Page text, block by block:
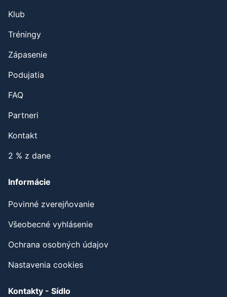
Klub
Tréningy
Zápasenie
Podujatia
FAQ
Partneri
Kontakt
2 % z dane
Informácie
Povinné zverejňovanie
Všeobecné vyhlásenie
Ochrana osobných údajov
Nastavenia cookies
Kontakty - Sídlo